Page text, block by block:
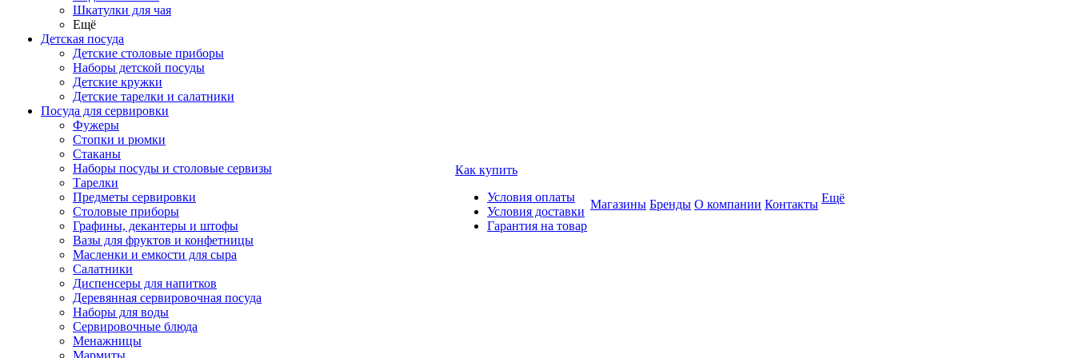
Шкатулки для чая
Ещё
Детская посуда
Детские столовые приборы
Наборы детской посуды
Детские кружки
Детские тарелки и салатники
Посуда для сервировки
Фужеры
Стопки и рюмки
Стаканы
Наборы посуды и столовые сервизы
Тарелки
Предметы сервировки
Столовые приборы
Графины, декантеры и штофы
Вазы для фруктов и конфетницы
Масленки и емкости для сыра
Салатники
Диспенсеры для напитков
Деревянная сервировочная посуда
Наборы для воды
Сервировочные блюда
Менажницы
Мармиты
Как купить
Условия оплаты
Условия доставки
Гарантия на товар
Магазины Бренды О компании Контакты Ещё